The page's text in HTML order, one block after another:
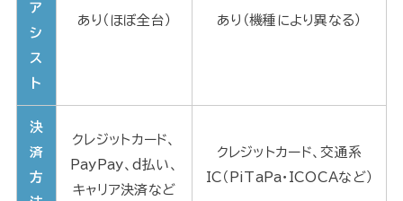
ア
シ
ス
ト
あり（ほぼ全台） あり（機種により異なる）
決
済
方
クレジットカード、
PayPay、d払い、
キャリア決済など
クレジットカード、交通系
IC（PiTaPa・ICOCAなど）